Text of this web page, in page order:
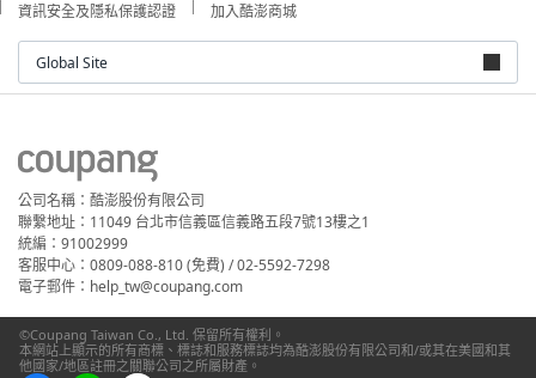
資訊安全及隱私保護認證
加入酷澎商城
Global Site
公司名稱：酷澎股份有限公司
聯繫地址：11049 台北市信義區信義路五段7號13樓之1
統編：91002999
客服中心：0809-088-810 (免費) / 02-5592-7298
電子郵件：help_tw@coupang.com
©Coupang Taiwan Co., Ltd. 保留所有權利。
本網站上顯示的所有商標、標誌和服務標誌均為酷澎股份有限公司和/或其在美國和其
他國家/地區註冊之關聯公司之所屬財產。